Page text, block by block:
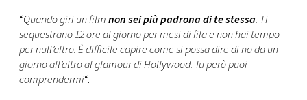
“Quando giri un filmnon sei più padrona di te stessa. Ti
sequestrano 12 ore al giorno per mesi di fila e non hai tempo
per null’altro. È difficile capire come si possa dire di no da un
giorno all’altro al glamour di Hollywood. Tu però puoi
comprendermi“.